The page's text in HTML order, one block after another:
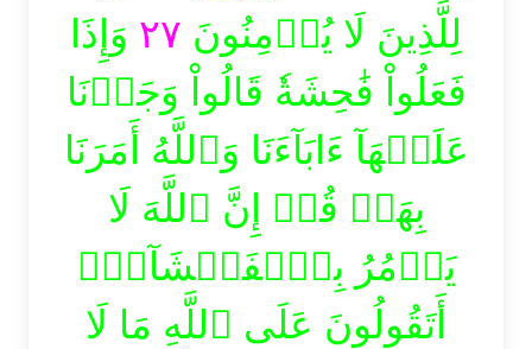
لِلَّذِينَ لَا يُؤۡمِنُونَ ٢٧ وَإِذَا
فَعَلُواْ فَٰحِشَةٗ قَالُواْ وَجَدۡنَا
عَلَيۡهَآ ءَابَآءَنَا وَٱللَّهُ أَمَرَنَا
بِهَاۗ قُلۡ إِنَّ ٱللَّهَ لَا
يَأۡمُرُ بِٱلۡفَحۡشَآءِۖ
أَتَقُولُونَ عَلَى ٱللَّهِ مَا لَا